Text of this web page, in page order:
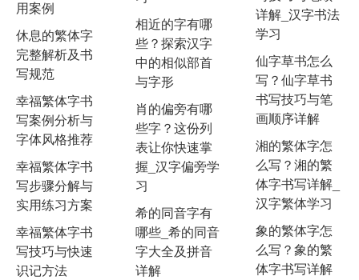
用案例
休息的繁体字
完整解析及书
写规范
幸福繁体字书
写案例分析与
字体风格推荐
幸福繁体字书
写步骤分解与
实用练习方案
幸福繁体字书
写技巧与快速
识记方法
相近的字有哪
些？探索汉字
中的相似部首
与字形
肖的偏旁有哪
些字？这份列
表让你快速掌
握_汉字偏旁学
习
希的同音字有
哪些_希的同音
字大全及拼音
详解
详解_汉字书法
学习
仙字草书怎么
写？仙字草书
书写技巧与笔
画顺序详解
湘的繁体字怎
么写？湘的繁
体字书写详解_
汉字繁体学习
象的繁体字怎
么写？象的繁
体字书写详解